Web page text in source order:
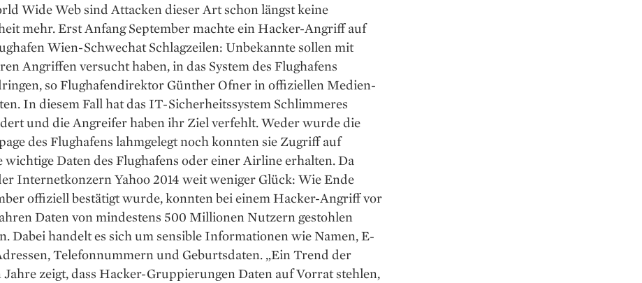
Wide Web sind Attacken dieser Art schon längst keine
mehr. Erst ­Anfang September machte ein Hacker­-Angriff auf
Wien-­Schwechat Schlagzeilen: Unbekannte sollen mit
Angriffen versucht haben, in das System des Flughafens
so Flughafen­direktor Günther Ofner in offiziellen Medien­
In diesem Fall hat das IT-Sicherheitssystem Schlimmeres
und die Angreifer haben ihr Ziel verfehlt. Weder wurde die
des Flughafens lahmgelegt noch konnten sie Zugriff auf
wichtige Daten des Flughafens oder einer Airline erhalten. Da
Internetkonzern Yahoo 2014 weit weniger Glück: Wie Ende
offiziell bestätigt wurde, konnten bei einem Hacker-Angriff vor
Daten von mindestens 500 Millionen Nutzern gestohlen
Dabei handelt es sich um ­sensible Informationen wie Namen, E-
Telefonnummern und Geburtsdaten. „Ein Trend der
Jahre zeigt, dass Hacker-Gruppierungen Daten auf Vorrat stehlen,